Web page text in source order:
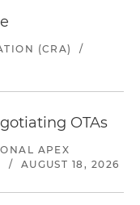
(CRA)
/
OTAs
APEX
/ AUGUST 18, 2026